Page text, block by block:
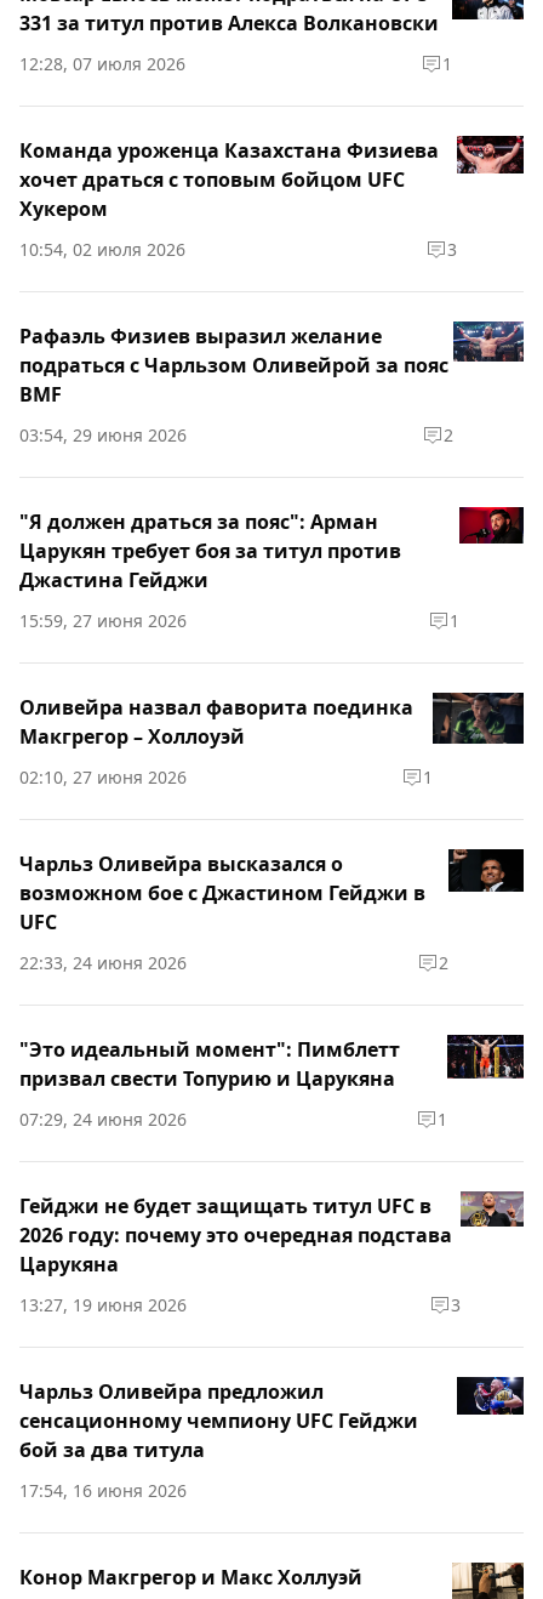
331 за титул против Алекса Волкановски
12:28, 07 июля 2026 1
Команда уроженца Казахстана Физиева
хочет драться с топовым бойцом UFC
Хукером
10:54, 02 июля 2026 3
Рафаэль Физиев выразил желание
подраться с Чарльзом Оливейрой за пояс
BMF
03:54, 29 июня 2026 2
"Я должен драться за пояс": Арман
Царукян требует боя за титул против
Джастина Гейджи
15:59, 27 июня 2026 1
Оливейра назвал фаворита поединка
Макгрегор – Холлоуэй
02:10, 27 июня 2026 1
Чарльз Оливейра высказался о
возможном бое с Джастином Гейджи в
UFC
22:33, 24 июня 2026 2
"Это идеальный момент": Пимблетт
призвал свести Топурию и Царукяна
07:29, 24 июня 2026 1
Гейджи не будет защищать титул UFC в
2026 году: почему это очередная подстава
Царукяна
13:27, 19 июня 2026 3
Чарльз Оливейра предложил
сенсационному чемпиону UFC Гейджи
бой за два титула
17:54, 16 июня 2026
Конор Макгрегор и Макс Холлуэй